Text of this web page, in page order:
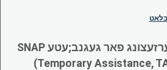
וויכטיגע טוישונגען צו ערזעצונג פאר געגנב;עטע SNAP
און צייטווייליגע הילף (Temporary Assistance, TA)